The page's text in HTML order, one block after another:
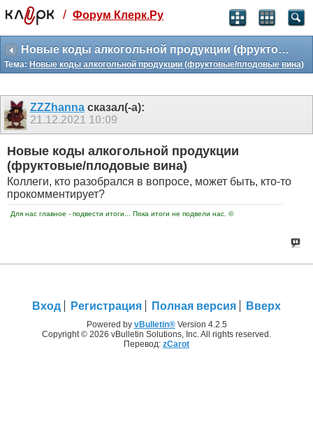
Святые угодники, Клерк без рекламы
прекрасен:)
месяц
3 месяца
259 ₽
-10%
499 ₽
-15%
Отмена Оплатить
/ Форум Клерк.Ру
Новые коды алкогольной продукции (фруктовые/плодовые вина)
Тема: Новые коды алкогольной продукции (фруктовые/плодовые вина)
ZZZhannaсказал(-а):
21.12.2021 10:09
Новые коды алкогольной продукции
(фруктовые/плодовые вина)
Коллеги, кто разобрался в вопросе, может быть, кто-то
прокомментирует?
Для нас главное - подвести итоги... Пока итоги не подвели нас. ©
Вход Регистрация Полная версия Вверх
Powered by vBulletin®Version 4.2.5
Copyright © 2026 vBulletin Solutions, Inc. All rights reserved.
Перевод: zCarot